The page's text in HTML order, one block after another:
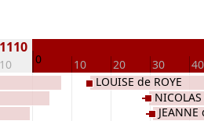
0 10 20 30 40
LOUISE de ROYE